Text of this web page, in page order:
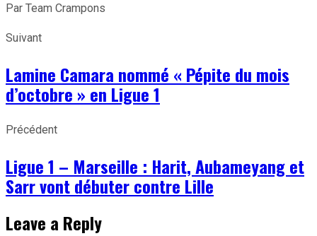
Par Team Crampons
Suivant
Lamine Camara nommé « Pépite du mois
d’octobre » en Ligue 1
Précédent
Ligue 1 – Marseille : Harit, Aubameyang et
Sarr vont débuter contre Lille
Leave a Reply